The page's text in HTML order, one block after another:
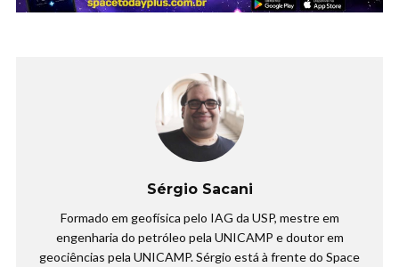
Sérgio Sacani
Formado em geofísica pelo IAG da USP, mestre em
engenharia do petróleo pela UNICAMP e doutor em
geociências pela UNICAMP. Sérgio está à frente do Space